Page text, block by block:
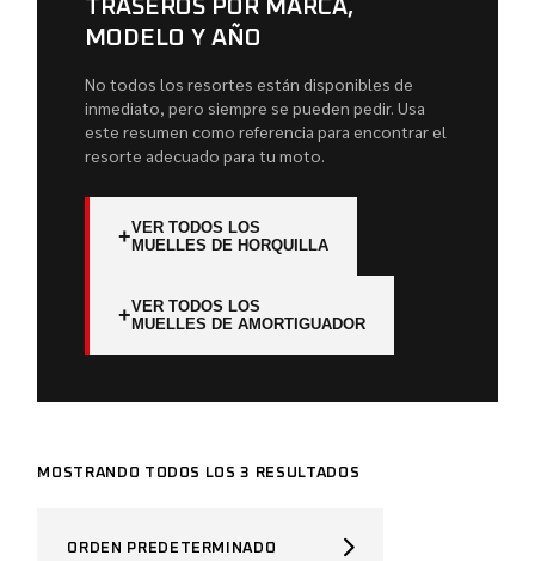
TRASEROS POR MARCA,
MODELO Y AÑO
No todos los resortes están disponibles de
inmediato, pero siempre se pueden pedir. Usa
este resumen como referencia para encontrar el
resorte adecuado para tu moto.
+VER TODOS LOS
MUELLES DE HORQUILLA
+VER TODOS LOS
MUELLES DE AMORTIGUADOR
MOSTRANDO TODOS LOS 3 RESULTADOS
ORDEN PREDETERMINADO